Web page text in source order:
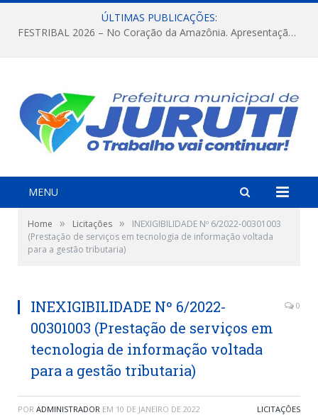
ÚLTIMAS PUBLICAÇÕES:
FESTRIBAL 2026 – No Coração da Amazônia. Apresentação da Munduruku.
MENU
Home » Licitações »
INEXIGIBILIDADE Nº 6/2022-00301003
(Prestação de serviços em tecnologia de informação voltada
para a gestão tributaria)
INEXIGIBILIDADE Nº 6/2022-
00301003 (Prestação de serviços em
tecnologia de informação voltada
para a gestão tributaria)
0
POR ADMINISTRADOR EM 10 DE JANEIRO DE 2022 LICITAÇÕES